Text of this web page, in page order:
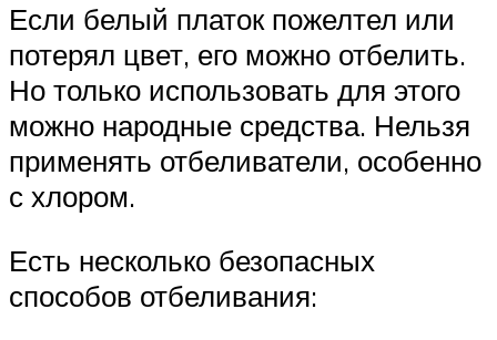
Если белый платок пожелтел или
потерял цвет, его можно отбелить.
Но только использовать для этого
можно народные средства. Нельзя
применять отбеливатели, особенно
с хлором.
Есть несколько безопасных
способов отбеливания: